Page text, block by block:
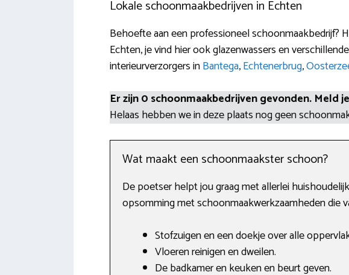
Lokale schoonmaakbedrijven in Echten
Behoefte aan een professioneel schoonmaakbedrijf?
Echten, je vind hier ook glazenwassers en
interieurverzorgers inBantega,Echtenerbrug,
Er zijn 0 schoonmaakbedrijven gevonden. Meld
Helaas hebben we in deze plaats nog geen
Wat maakt een schoonmaakster schoon?
De poetser helpt jou graag met allerlei
opsomming met schoonmaakwerkzaamheden
Stofzuigen en een doekje over alle
Vloeren reinigen en dweilen.
De badkamer en keuken en beurt geven.